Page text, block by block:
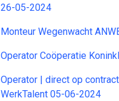
26-05-2024
Monteur Wegenwacht
Operator Coöperatie
Operator | direct op
WerkTalent 05-06-2024